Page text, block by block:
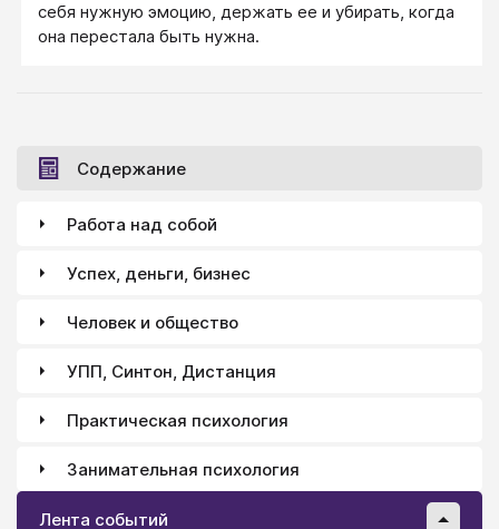
себя нужную эмоцию, держать ее и убирать, когда
она перестала быть нужна.
Содержание
Работа над собой
Успех, деньги, бизнес
Человек и общество
УПП, Синтон, Дистанция
Практическая психология
Занимательная психология
Лента событий